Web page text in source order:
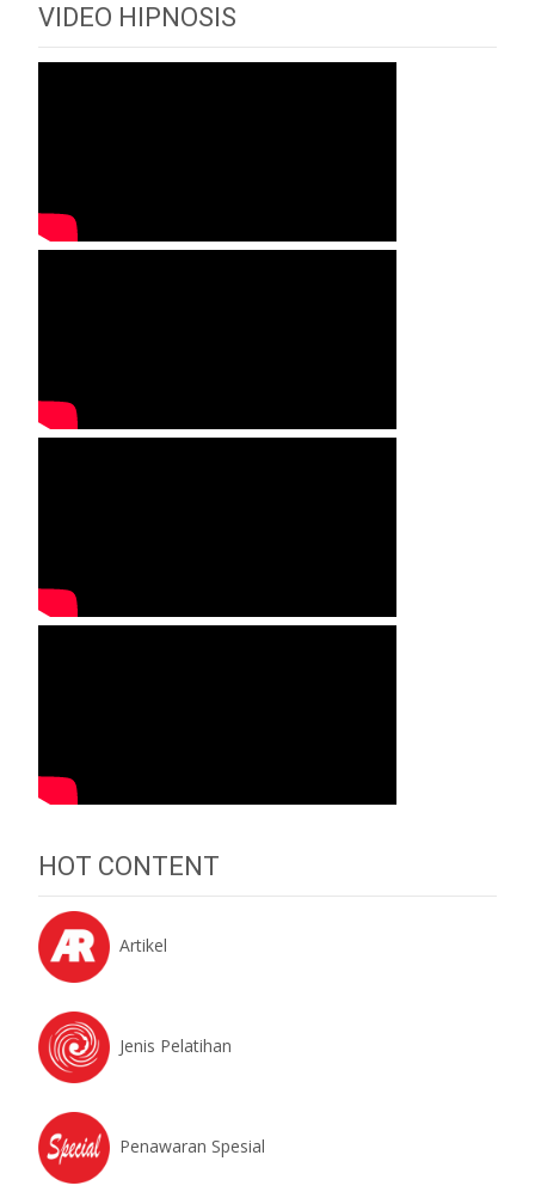
VIDEO HIPNOSIS
HOT CONTENT
Artikel
Jenis Pelatihan
Penawaran Spesial